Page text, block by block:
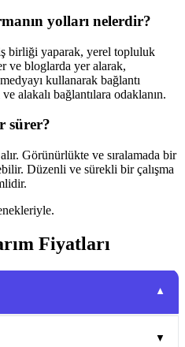
yolları nelerdir?
birliği yaparak, yerel topluluk
ve bloglarda yer alarak,
kullanarak bağlantı
alakalı bağlantılara odaklanın.
sürer?
Görünürlükte ve sıralamada bir
Düzenli ve sürekli bir çalışma
Fiyatları
▼
▼